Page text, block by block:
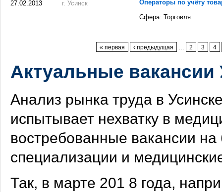
27.02.2013 г. Усинск
Операторы по учёту
Сфера: Торговля
« первая ‹ предыдущая 2 3 4
Актуальные вакансии
Анализ рынка труда в
испытывает нехватку в
востребованные вакансии
специализации и
Так, в марте 201 8 года,